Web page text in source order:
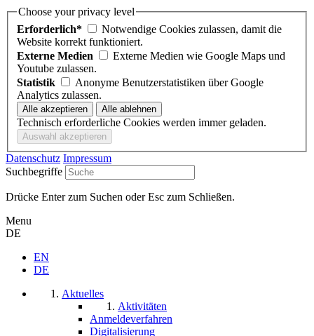
Choose your privacy level
Erforderlich*
Notwendige Cookies zulassen, damit die
Website korrekt funktioniert.
Externe Medien
Externe Medien wie Google Maps und
Youtube zulassen.
Statistik
Anonyme Benutzerstatistiken über Google
Analytics zulassen.
Technisch erforderliche Cookies werden immer geladen.
Datenschutz Impressum
Suchbegriffe
Drücke Enter zum Suchen oder Esc zum Schließen.
Menu
DE
EN
DE
Aktuelles
Aktivitäten
Anmeldeverfahren
Digitalisierung